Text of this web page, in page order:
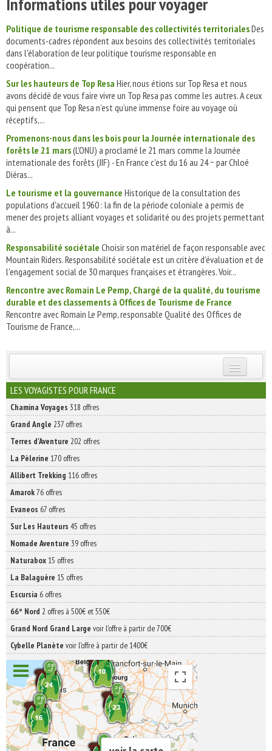
Politique de tourisme responsable des collectivités territorialesDes
documents-cadres répondent aux besoins des collectivités territoriales
dans l'élaboration de leur politique tourisme responsable en
coopération...
Sur les hauteurs de Top Resa Hier, nous étions sur Top Resa et nous
avons décidé de vous faire vivre un Top Resa pas comme les autres. A ceux
qui pensent que Top Resa n’est qu’une immense foire au voyage où
réceptifs,...
Promenons-nous dans les bois pour la Journée internationale des
forêts le 21 mars(L'ONU) a proclamé le 21 mars comme la Journée
internationale des forêts (JIF) - En France c'est du 16 au 24 ~ par Chloé
Diéras...
Le tourisme et la gouvernance Historique de la consultation des
populations d'accueil 1960 : la fin de la période coloniale a permis de
mener des projets alliant voyages et solidarité ou des projets permettant
à...
Responsabilité sociétale Choisir son matériel de façon responsable avec
Mountain Riders. Responsabilité sociétale est un critère d'évaluation et de
l'engagement social de 30 marques françaises et étrangères. Voir...
Rencontre avec Romain Le Pemp, Chargé de la qualité, du tourisme
durable et des classements à Offices de Tourisme de France
Rencontre avec Romain Le Pemp, responsable Qualité des Offices de
Tourisme de France,...
INSCRIVEZ-VOUS | ABONNEZ-VOUS
LES VOYAGISTES POUR FRANCE
Chamina Voyages 318 offres
Grand Angle 237 offres
Terres d'Aventure 202 offres
La Pèlerine 170 offres
Allibert Trekking 116 offres
Amarok76 offres
Evaneos 67 offres
Sur Les Hauteurs 45 offres
Nomade Aventure 39 offres
Naturabox 15 offres
La Balaguère 15 offres
Escursia 6 offres
66° Nord 2 offres à 500€ et 550€
Grand Nord Grand Large voir l'offre à partir de 700€
Cybelle Planète voir l'offre à partir de 1400€